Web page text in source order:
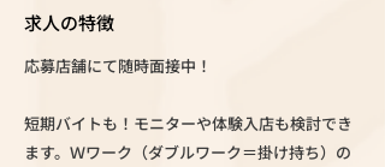
求人の特徴
応募店舗にて随時面接中！
短期バイトも！モニターや体験入店も検討でき
ます。Ｗワーク（ダブルワーク＝掛け持ち）の